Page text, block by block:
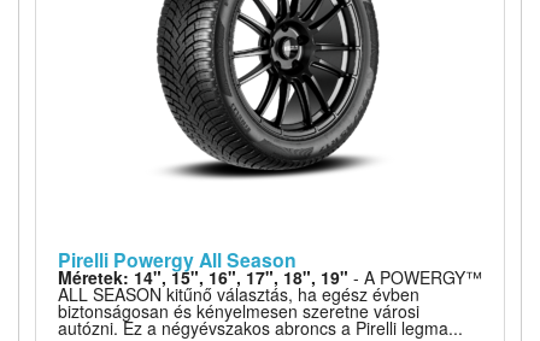
Pirelli Powergy All Season
Méretek: 14", 15", 16", 17", 18", 19" - A POWERGY™
ALL SEASON kitűnő választás, ha egész évben
biztonságosan és kényelmesen szeretne városi
autózni. Ez a négyévszakos abroncs a Pirelli legma...